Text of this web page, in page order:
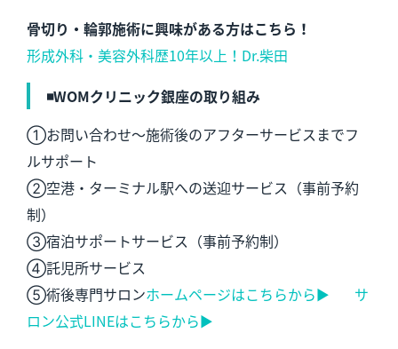
骨切り・輪郭施術に興味がある方はこちら！
形成外科・美容外科歴10年以上！Dr.柴田
◾️WOMクリニック銀座の取り組み
①お問い合わせ～施術後のアフターサービスまでフ
ルサポート
②空港・ターミナル駅への送迎サービス（事前予約
制）
③宿泊サポートサービス（事前予約制）
④託児所サービス
⑤術後専門サロンホームページはこちらから▶︎ サ
ロン公式LINEはこちらから▶︎